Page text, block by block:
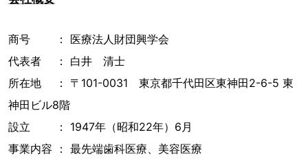
商号 ： 医療法人財団興学会
代表者 ： 白井 清士
所在地 ： 〒101-0031 東京都千代田区東神田2-6-5 東
神田ビル8階
設立 ： 1947年（昭和22年）6月
事業内容 ： 最先端歯科医療、美容医療